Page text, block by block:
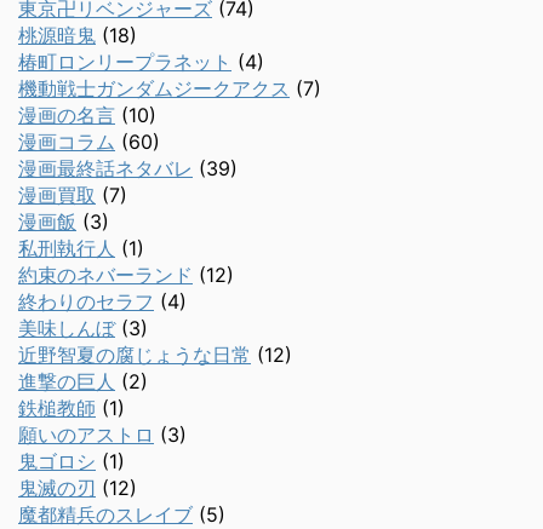
東京卍リベンジャーズ (74)
桃源暗鬼 (18)
椿町ロンリープラネット (4)
機動戦士ガンダムジークアクス (7)
漫画の名言 (10)
漫画コラム (60)
漫画最終話ネタバレ (39)
漫画買取 (7)
漫画飯 (3)
私刑執行人 (1)
約束のネバーランド (12)
終わりのセラフ (4)
美味しんぼ(3)
近野智夏の腐じょうな日常 (12)
進撃の巨人 (2)
鉄槌教師 (1)
願いのアストロ (3)
鬼ゴロシ (1)
鬼滅の刃 (12)
魔都精兵のスレイブ (5)